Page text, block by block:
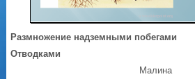
Размножение надземными побегами
Отводками
Малина